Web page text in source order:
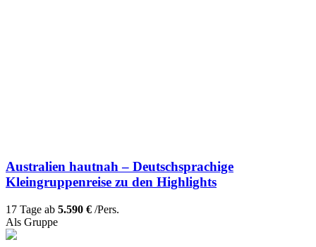
Australien hautnah – Deutschsprachige
Kleingruppenreise zu den Highlights
17 Tage ab 5.590 € /Pers.
Als Gruppe